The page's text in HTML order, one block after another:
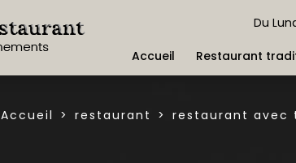
Du
Accueil Restaurant
Accueil restaurant restaurant avec